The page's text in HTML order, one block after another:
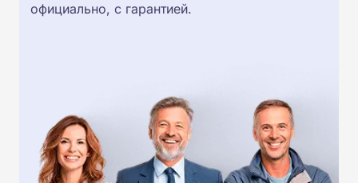
официально, с гарантией.